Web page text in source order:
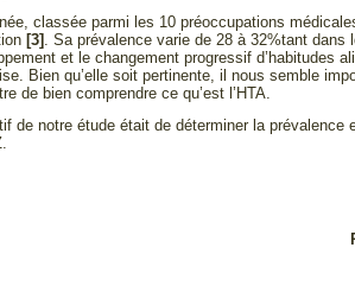
classée parmi les 10 préoccupations
[3] . Sa prévalence varie de 28 à 32%tant
et le changement progressif d’habitudes
Bien qu’elle soit pertinente, il nous semble
de bien comprendre ce qu’est l’HTA.
de notre étude était de déterminer la